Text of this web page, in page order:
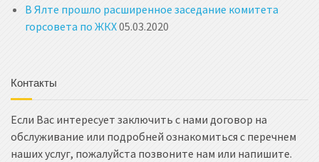
В Ялте прошло расширенное заседание комитета
горсовета по ЖКХ05.03.2020
Контакты
Если Вас интересует заключить с нами договор на
обслуживание или подробней ознакомиться с перечнем
наших услуг, пожалуйста позвоните нам или напишите.